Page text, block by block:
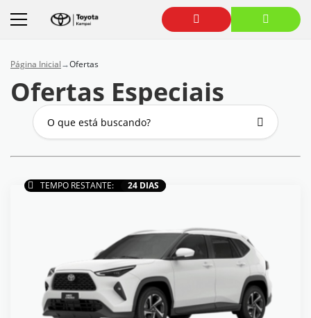
Página Inicial Ofertas
Ofertas Especiais
TEMPO RESTANTE: 24 DIAS